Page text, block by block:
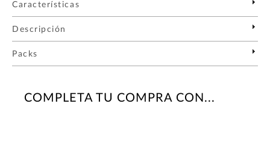
Características
Descripción
Packs
COMPLETA TU COMPRA CON...